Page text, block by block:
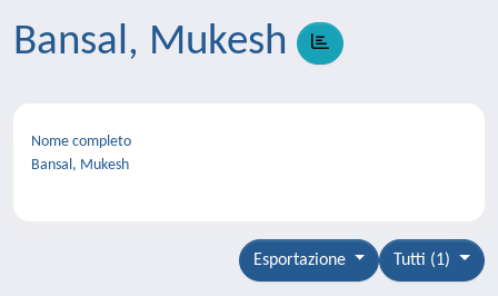
Bansal, Mukesh
Nome completo
Bansal, Mukesh
Tutti (1)
Esportazione